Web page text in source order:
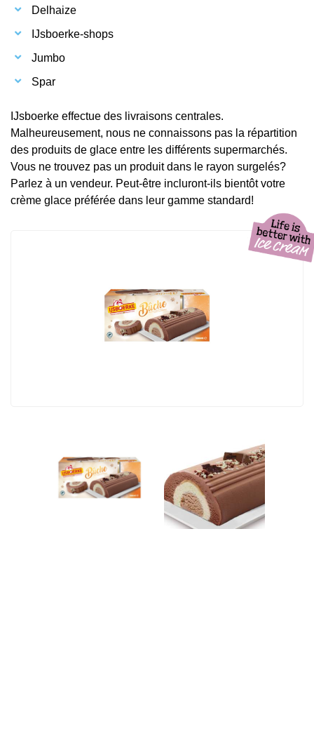
Delhaize
IJsboerke-shops
Jumbo
Spar
IJsboerke effectue des livraisons centrales.
Malheureusement, nous ne connaissons pas la répartition
des produits de glace entre les différents supermarchés.
Vous ne trouvez pas un produit dans le rayon surgelés?
Parlez à un vendeur. Peut-être incluront-ils bientôt votre
crème glace préférée dans leur gamme standard!